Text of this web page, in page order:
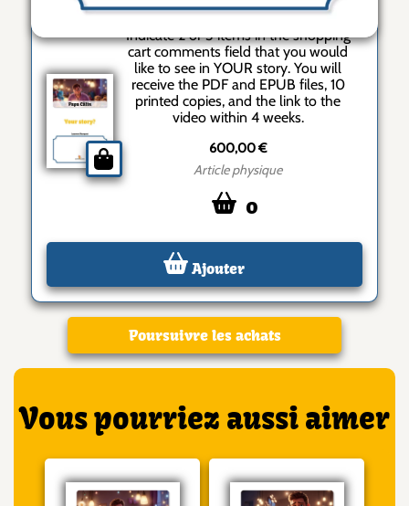
Indicate 2 or 3 items in the shopping
cart comments field that you would
like to see in YOUR story. You will
receive the PDF and EPUB files, 10
printed copies, and the link to the
video within 4 weeks.
600,00 €
Article physique
0
Ajouter
Poursuivre les achats
Vous pourriez aussi aimer